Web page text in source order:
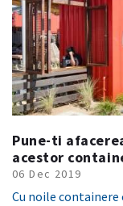
Pune-ti
acestor
06 Dec 2019
Cu noile